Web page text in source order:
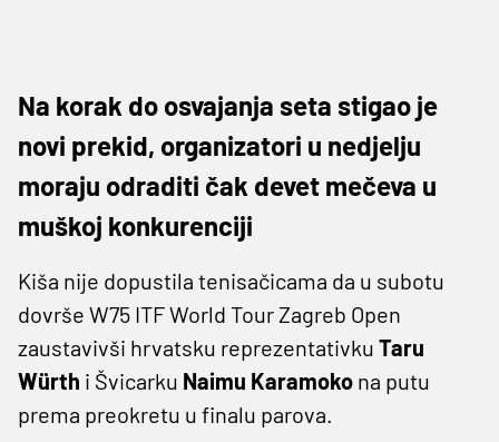
Na korak do osvajanja seta stigao je
novi prekid, organizatori u nedjelju
moraju odraditi čak devet mečeva u
muškoj konkurenciji
Kiša nije dopustila tenisačicama da u subotu
dovrše W75 ITF World Tour Zagreb Open
zaustavivši hrvatsku reprezentativku Taru
Würth i Švicarku Naimu Karamoko na putu
prema preokretu u finalu parova.